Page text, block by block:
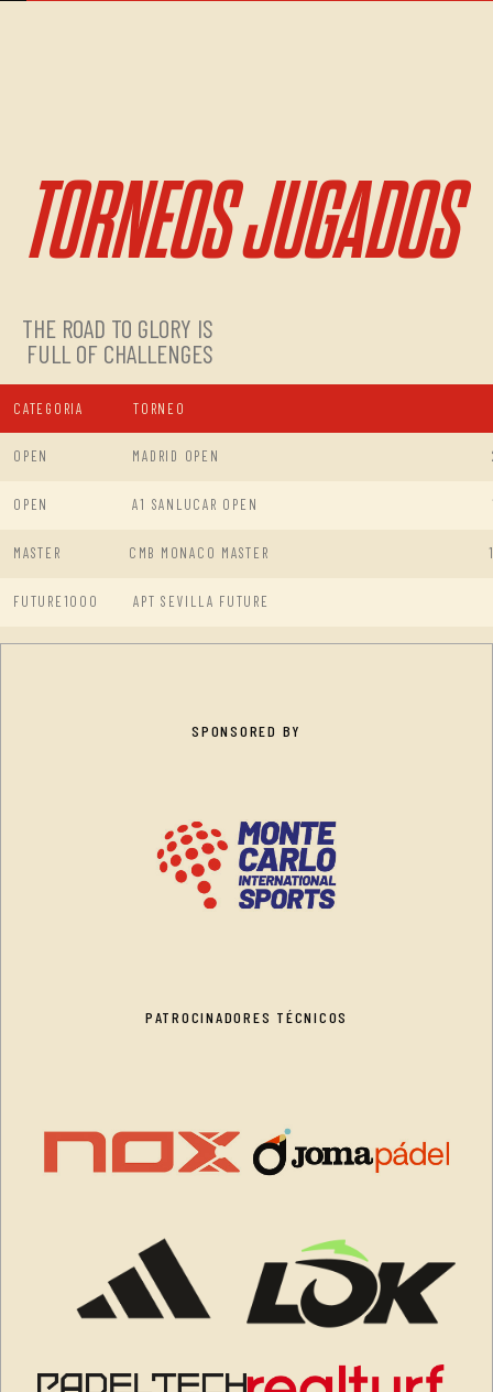
TORNEOS JUGADOS
THE ROAD TO GLORY IS
FULL OF CHALLENGES
CATEGORIA TORNEO
OPEN MADRID OPEN
OPEN A1 SANLUCAR OPEN
MASTER CMB MONACO MASTER
FUTURE1000 APT SEVILLA FUTURE
SPONSORED BY
PATROCINADORES TÉCNICOS